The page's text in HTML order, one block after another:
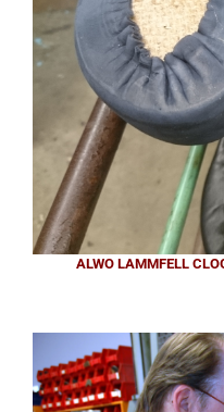
ALWO LAMMFELL